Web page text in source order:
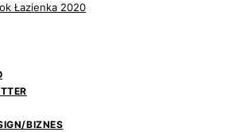
Łazienka 2020
BIZNES